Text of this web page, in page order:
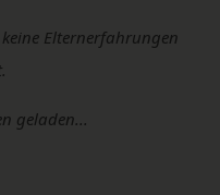
Elternerfahrungen
geladen...